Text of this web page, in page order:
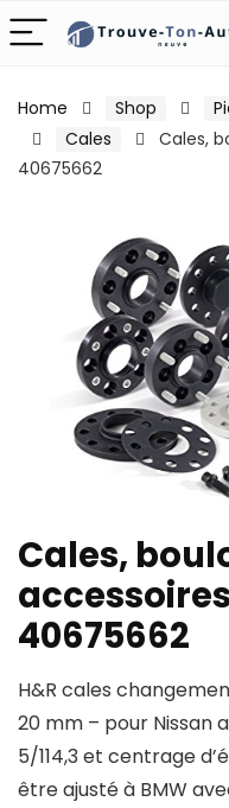
Home Shop
Cales
Cales,
40675662
Cales,
40675662
H&R cales
20 mm – pour Nissan
5/114,3 et centrage
être ajusté à BMW